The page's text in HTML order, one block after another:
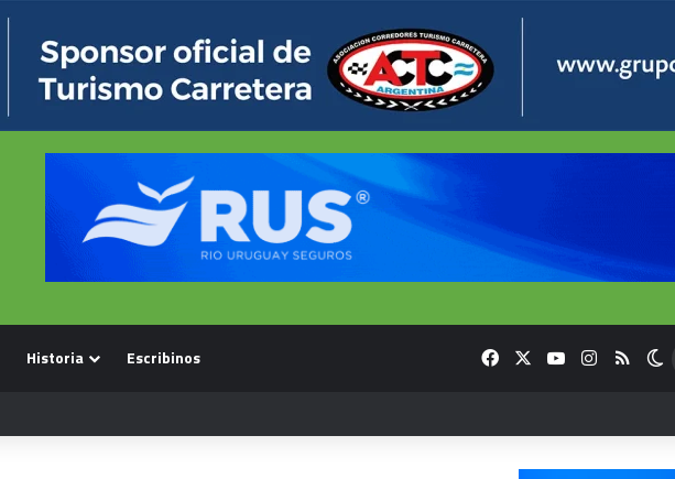
Historia Escribinos FacebookYouTubeInstagram
RSS